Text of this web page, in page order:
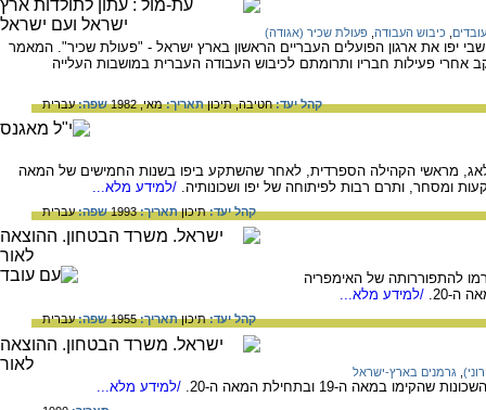
כיבוש העבודה פעולת שכיר (אגודה)
תימנים תושבי יפו את ארגון הפועלים העבריים הראשון בארץ ישראל - "פעולת שכיר". המאמר
אחרי פעילות חבריו ותרומתם לכיבוש העבודה העברית במושבות העלייה
קהל יעד:חטיבה,תיכוןתאריך:מאי, 1982 שפה:עברית
מראשי הקהילה הספרדית, לאחר שהשתקע ביפו בשנות החמישים של המאה
/למידע מלא...
קהל יעד:תיכוןתאריך:1993 שפה:עברית
להתפוררותה של האימפריה
/למידע מלא...
קהל יעד:תיכוןתאריך:1955 שפה:עברית
גרמנים בארץ-ישראל
במאה ה-19 ובתחילת המאה ה-20. /למידע מלא...